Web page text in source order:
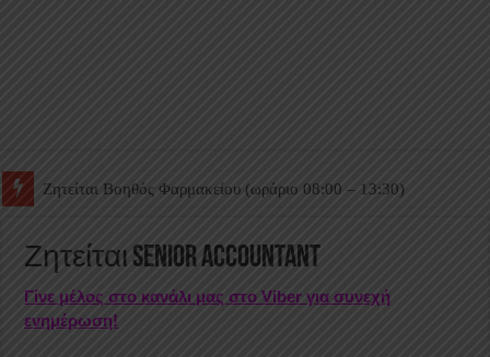
Ζητείται Βοηθός Θαλάμου
Ζητείται Senior Accountant
Γίνε μέλος στο κανάλι μας στο Viber για συνεχή
ενημέρωση!